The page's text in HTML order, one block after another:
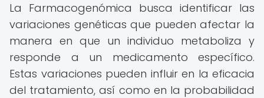
La Farmacogenómica busca identificar las
variaciones genéticas que pueden afectar la
manera en que un individuo metaboliza y
responde a un medicamento específico.
Estas variaciones pueden influir en la eficacia
del tratamiento, así como en la probabilidad